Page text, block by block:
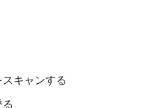
キャンする